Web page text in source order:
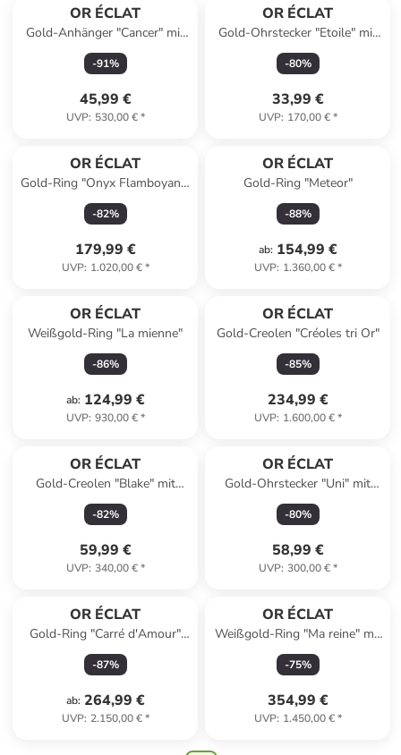
OR ÉCLAT
Gold-Anhänger "Cancer" mit
Edelsteinen
-91%
45,99 €
UVP: 530,00 €*
OR ÉCLAT
Gold-Ohrstecker "Etoile" mit
Edelsteinen
-80%
33,99 €
UVP: 170,00 €*
OR ÉCLAT
Gold-Ring "Onyx Flamboyant"
mit Edelstein
-82%
179,99 €
UVP: 1.020,00 €*
OR ÉCLAT
Gold-Ring "Meteor"
-88%
ab: 154,99 €
UVP: 1.360,00 €*
OR ÉCLAT
Weißgold-Ring "La mienne"
-86%
ab: 124,99 €
UVP: 930,00 €*
OR ÉCLAT
Gold-Creolen "Créoles tri Or"
-85%
234,99 €
UVP: 1.600,00 €*
OR ÉCLAT
Gold-Creolen "Blake" mit
Edelsteinen
-82%
59,99 €
UVP: 340,00 €*
OR ÉCLAT
Gold-Ohrstecker "Uni" mit
Perlen
-80%
58,99 €
UVP: 300,00 €*
OR ÉCLAT
Gold-Ring "Carré d'Amour"
mit Edelsteinen
-87%
ab: 264,99 €
UVP: 2.150,00 €*
OR ÉCLAT
Weißgold-Ring "Ma reine" mit
Edelsteinen
-75%
354,99 €
UVP: 1.450,00 €*